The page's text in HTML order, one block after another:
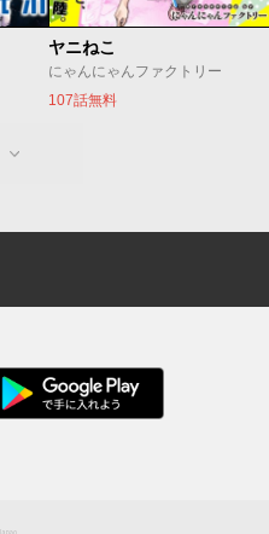
ヤニねこ
にゃんにゃんファクトリー
107話無料